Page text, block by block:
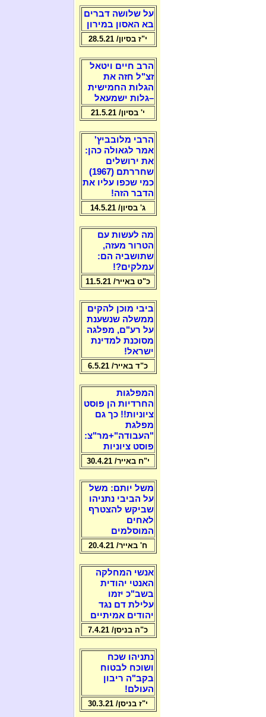
על שלושה דברים
בא האסון במירון
י"ז בסיון/ 28.5.21
הרב חיים ויטאל
זצ"ל חזה את
הגלות החמישית
–גלות ישמעאל
י' בסיון/ 21.5.21
הרבי מלובביץ'
אמר לגאולה כהן:
את ירושלים
שחררתם (1967)
כמי שכפו עליו את
הדבר הזה!
ג' בסיון/ 14.5.21
מה לעשות עם
הטרור מעזה,
שתושביה הם:
עמלקים?!
כ"ט באייר/ 11.5.21
ביבי מוכן להקים
ממשלה שנשענת
על רע"ם, מפלגה
מסוכנת למדינת
ישראל!
כ"ד באייר/ 6.5.21
המפלגות
החרדיות הן פוסט
ציוניות!! כך גם
מפלגת
"העבודה"+מר"צ:
פוסט ציוניות
י"ח באייר/ 30.4.21
משל יותם: משל
על הביבי נתניהו
שביקש להצטרף
לאחים
המוסלמים
ח' באייר/ 20.4.21
אנשי המחלקה
האנטי יהודית
בשב"כ יזמו
עלילת דם נגד
יהודים אמיתיים
כ"ה בניסן/ 7.4.21
נתניהו שכח
ושוכח לבטוח
בקב"ה ריבון
העולם!
י"ז בניסן/ 30.3.21